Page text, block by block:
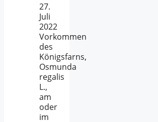
27.
Juli
2022
Vorkommen
des
Königsfarns,
Osmunda
regalis
L.,
am
oder
im